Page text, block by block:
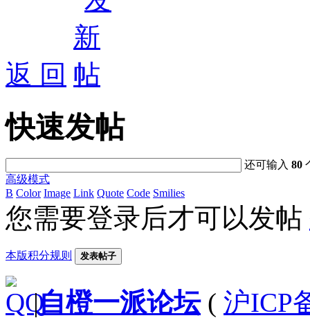
返 回
快速发帖
还可输入80
高级模式
B Color Image Link Quote Code Smilies
您需要登录后才可以发帖
本版积分规则 发表帖子
|自橙一派论坛( 沪ICP